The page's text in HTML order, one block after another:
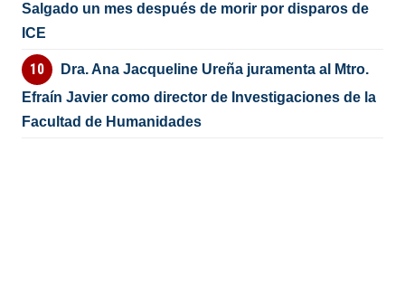
Salgado un mes después de morir por disparos de
ICE
Dra. Ana Jacqueline Ureña juramenta al Mtro.
Efraín Javier como director de Investigaciones de la
Facultad de Humanidades